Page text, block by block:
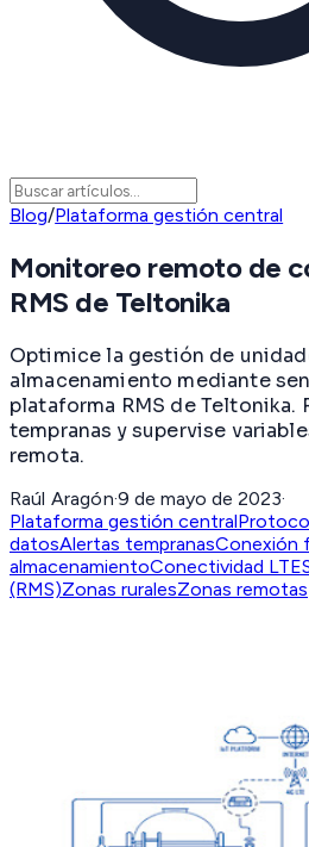
Blog/Plataforma gestión central
Monitoreo remoto de
RMS de Teltonika
Optimice la gestión de
almacenamiento mediante
plataforma RMS de Teltonika.
tempranas y supervise
remota.
Raúl Aragón·9 de mayo de 2023·
Plataforma gestión central
datosAlertas tempranasConexión
almacenamientoConectividad LTE
(RMS)Zonas ruralesZonas remotas